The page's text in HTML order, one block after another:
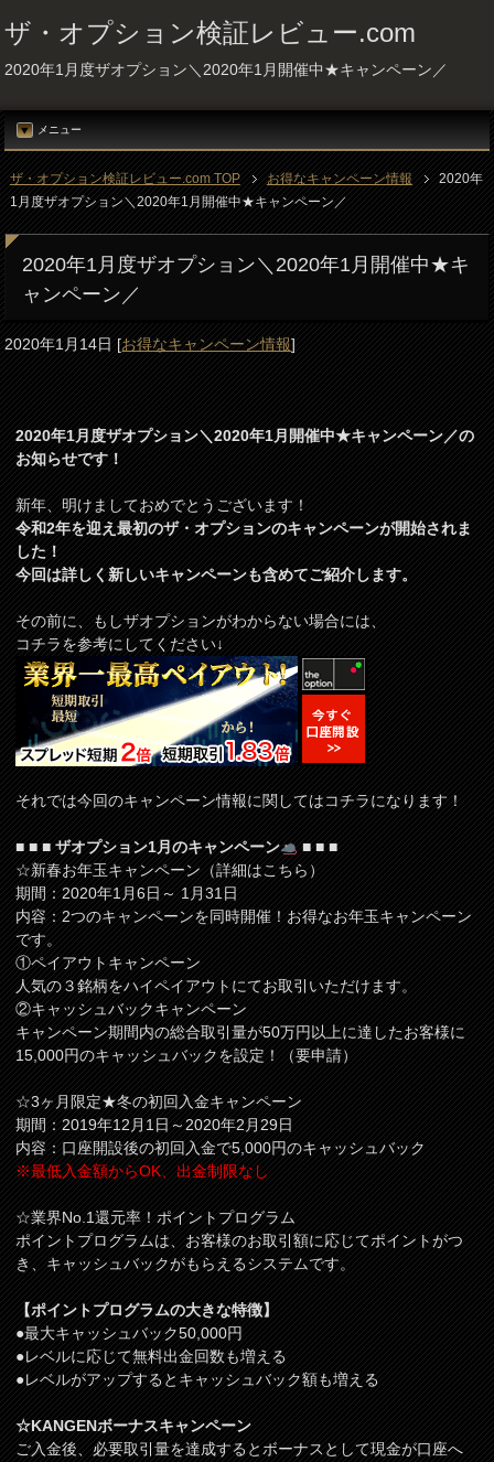
ザ・オプション検証レビュー.com
2020年1月度ザオプション＼2020年1月開催中★キャンペーン／
メニュー
ザ・オプション検証レビュー.com TOP お得なキャンペーン情報
2020年
1月度ザオプション＼2020年1月開催中★キャンペーン／
2020年1月度ザオプション＼2020年1月開催中★キ
ャンペーン／
2020年1月14日[お得なキャンペーン情報]
2020年1月度ザオプション＼2020年1月開催中★キャンペーン／の
お知らせです！
新年、明けましておめでとうございます！
令和2年を迎え最初のザ・オプションのキャンペーンが開始されま
した！
今回は詳しく新しいキャンペーンも含めてご紹介します。
その前に、もしザオプションがわからない場合には、
コチラを参考にしてください↓
それでは今回のキャンペーン情報に関してはコチラになります！
■ ■ ■ ザオプション1月のキャンペーン
■ ■ ■
☆新春お年玉キャンペーン（詳細はこちら）
期間：2020年1月6日～ 1月31日
内容：2つのキャンペーンを同時開催！お得なお年玉キャンペーン
です。
①ペイアウトキャンペーン
人気の３銘柄をハイペイアウトにてお取引いただけます。
②キャッシュバックキャンペーン
キャンペーン期間内の総合取引量が50万円以上に達したお客様に
15,000円のキャッシュバックを設定！（要申請）
☆3ヶ月限定★冬の初回入金キャンペーン
期間：2019年12月1日～2020年2月29日
内容：口座開設後の初回入金で5,000円のキャッシュバック
※最低入金額からOK、出金制限なし
☆業界No.1還元率！ポイントプログラム
ポイントプログラムは、お客様のお取引額に応じてポイントがつ
き、キャッシュバックがもらえるシステムです。
【ポイントプログラムの大きな特徴】
●最大キャッシュバック50,000円
●レベルに応じて無料出金回数も増える
●レベルがアップするとキャッシュバック額も増える
☆KANGENボーナスキャンペーン
ご入金後、必要取引量を達成するとボーナスとして現金が口座へ